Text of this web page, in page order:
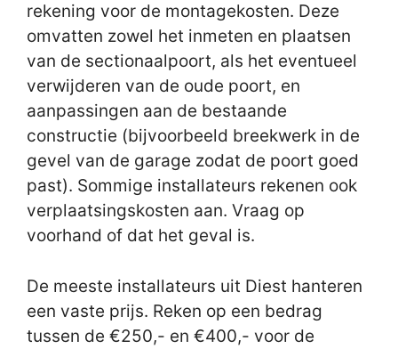
rekening voor de montagekosten. Deze
omvatten zowel het inmeten en plaatsen
van de sectionaalpoort, als het eventueel
verwijderen van de oude poort, en
aanpassingen aan de bestaande
constructie (bijvoorbeeld breekwerk in de
gevel van de garage zodat de poort goed
past). Sommige installateurs rekenen ook
verplaatsingskosten aan. Vraag op
voorhand of dat het geval is.
De meeste installateurs uit Diest hanteren
een vaste prijs. Reken op een bedrag
tussen de €250,- en €400,- voor de